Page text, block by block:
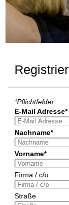
*Pflichtfelder
E-Mail Adresse*
Nachname*
Vorname*
Firma / c/o
Straße